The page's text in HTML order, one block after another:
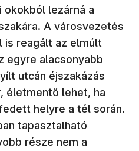
okokból lezárná a
A városvezetés
is reagált az elmúlt
egyre alacsonyabb
utcán éjszakázás
életmentő lehet, ha
helyre a tél során.
tapasztalható
része nem a